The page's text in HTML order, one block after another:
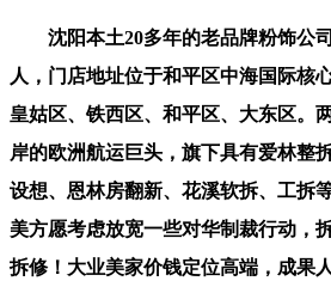
沈阳本土20多年的老品牌粉饰公司
人，门店地址位于和平区中海国际核
皇姑区、铁西区、和平区、大东区。
岸的欧洲航运巨头，旗下具有爱林整
设想、恩林房翻新、花溪软拆、工拆
美方愿考虑放宽一些对华制裁行动，
拆修！大业美家价钱定位高端，成果